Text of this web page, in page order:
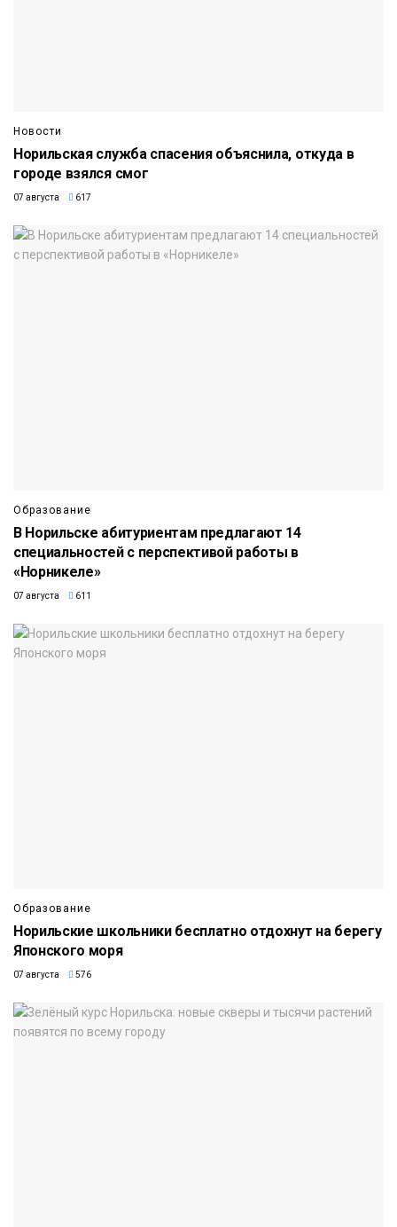
Новости
Норильская служба спасения объяснила, откуда в
городе взялся смог
07 августа 617
Образование
В Норильске абитуриентам предлагают 14
специальностей с перспективой работы в
«Норникеле»
07 августа 611
Образование
Норильские школьники бесплатно отдохнут на берегу
Японского моря
07 августа 576